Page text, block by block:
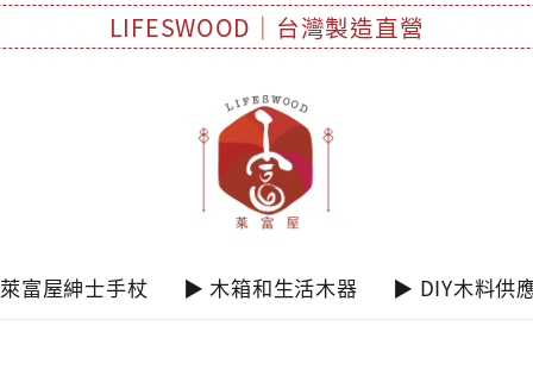
LIFESWOOD｜台灣製造直營
富屋紳士手杖 ▶ 木箱和生活木器 ▶ DIY木料供